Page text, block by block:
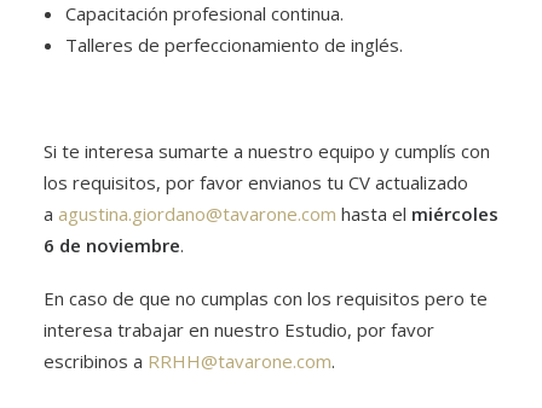
Capacitación profesional continua.
Talleres de perfeccionamiento de inglés.
Si te interesa sumarte a nuestro equipo y cumplís con
los requisitos, por favor envianos tu CV actualizado
a agustina.giordano@tavarone.com hasta el miércoles
6 de noviembre.
En caso de que no cumplas con los requisitos pero te
interesa trabajar en nuestro Estudio, por favor
escribinos a RRHH@tavarone.com.